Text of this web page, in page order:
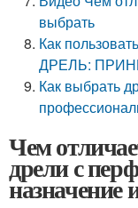
выбрать
Как
ДРЕЛЬ:
Как выбрать
Чем
дрели с
назначение